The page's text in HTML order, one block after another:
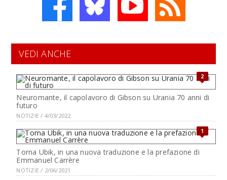
VEDI ANCHE
2
Neuromante, il capolavoro di Gibson su Urania 70 anni di
futuro
NOTIZIE / 4/03/2022
1
Torna Ubik, in una nuova traduzione e la prefazione di
Emmanuel Carrère
NOTIZIE / 2/06/2021